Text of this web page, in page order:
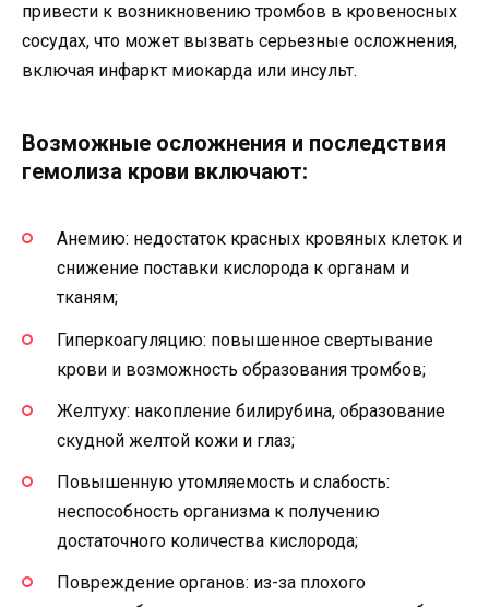
привести к возникновению тромбов в кровеносных
сосудах, что может вызвать серьезные осложнения,
включая инфаркт миокарда или инсульт.
Возможные осложнения и последствия
гемолиза крови включают:
Анемию: недостаток красных кровяных клеток и
снижение поставки кислорода к органам и
тканям;
Гиперкоагуляцию: повышенное свертывание
крови и возможность образования тромбов;
Желтуху: накопление билирубина, образование
скудной желтой кожи и глаз;
Повышенную утомляемость и слабость:
неспособность организма к получению
достаточного количества кислорода;
Повреждение органов: из-за плохого